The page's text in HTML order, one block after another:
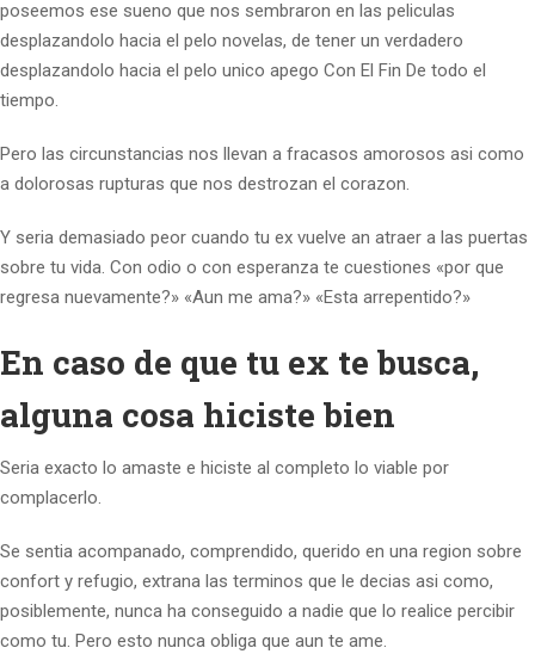
poseemos ese sueno que nos sembraron en las peliculas
desplazandolo hacia el pelo novelas, de tener un verdadero
desplazandolo hacia el pelo unico apego Con El Fin De todo el
tiempo.
Pero las circunstancias nos llevan a fracasos amorosos asi­ como
a dolorosas rupturas que nos destrozan el corazon.
Y seri­a demasiado peor cuando tu ex vuelve an atraer a las puertas
sobre tu vida. Con odio o con esperanza te cuestiones «por que
regresa nuevamente?» «Aun me ama?» «Esta arrepentido?»
En caso de que tu ex te busca,
alguna cosa hiciste bien
Seri­a exacto lo amaste e hiciste al completo lo viable por
complacerlo.
Se sentia acompanado, comprendido, querido en una region sobre
confort y refugio, extrana las terminos que le decias asi­ como,
posiblemente, nunca ha conseguido a nadie que lo realice percibir
como tu. Pero esto nunca obliga que aun te ame.